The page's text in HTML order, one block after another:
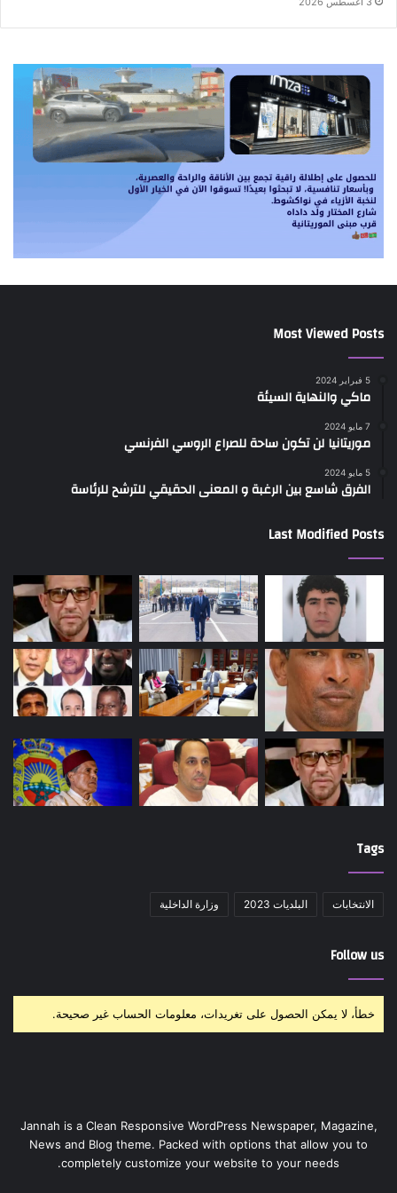
Most Viewed Posts
5 فبراير 2024
ماكي والنهاية السيئة
7 مايو 2024
موريتانيا لن تكون ساحة للصراع الروسي الفرنسي
5 مايو 2024
الفرق شاسع بين الرغبة و المعنى الحقيقي للترشح للرئاسة
Last Modified Posts
Tags
الانتخابات البلديات 2023 وزارة الداخلية
Follow us
خطأ، لا يمكن الحصول على تغريدات، معلومات الحساب غير صحيحة.
Jannah is a Clean Responsive WordPress Newspaper, Magazine,
News and Blog theme. Packed with options that allow you to
completely customize your website to your needs.